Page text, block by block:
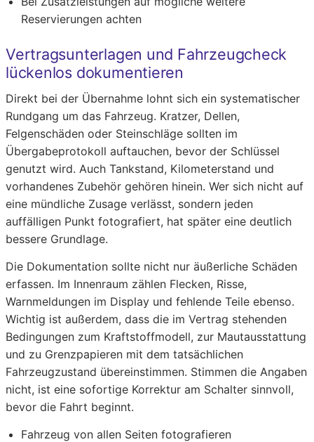
Reservierungen achten
Vertragsunterlagen und Fahrzeugcheck
lückenlos dokumentieren
Direkt bei der Übernahme lohnt sich ein systematischer
Rundgang um das Fahrzeug. Kratzer, Dellen,
Felgenschäden oder Steinschläge sollten im
Übergabeprotokoll auftauchen, bevor der Schlüssel
genutzt wird. Auch Tankstand, Kilometerstand und
vorhandenes Zubehör gehören hinein. Wer sich nicht auf
eine mündliche Zusage verlässt, sondern jeden
auffälligen Punkt fotografiert, hat später eine deutlich
bessere Grundlage.
Die Dokumentation sollte nicht nur äußerliche Schäden
erfassen. Im Innenraum zählen Flecken, Risse,
Warnmeldungen im Display und fehlende Teile ebenso.
Wichtig ist außerdem, dass die im Vertrag stehenden
Bedingungen zum Kraftstoffmodell, zur Mautausstattung
und zu Grenzpapieren mit dem tatsächlichen
Fahrzeugzustand übereinstimmen. Stimmen die Angaben
nicht, ist eine sofortige Korrektur am Schalter sinnvoll,
bevor die Fahrt beginnt.
Fahrzeug von allen Seiten fotografieren